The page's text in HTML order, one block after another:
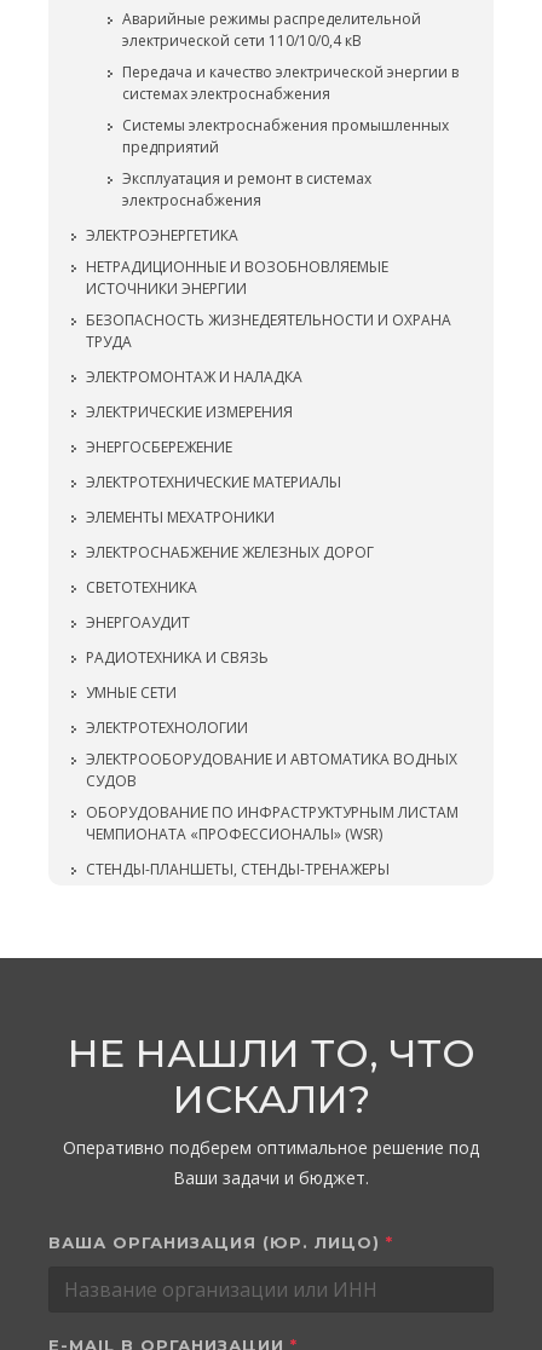
Аварийные режимы распределительной
электрической сети 110/10/0,4 кВ
Передача и качество электрической энергии в
системах электроснабжения
Системы электроснабжения промышленных
предприятий
Эксплуатация и ремонт в системах
электроснабжения
ЭЛЕКТРОЭНЕРГЕТИКА
НЕТРАДИЦИОННЫЕ И ВОЗОБНОВЛЯЕМЫЕ
ИСТОЧНИКИ ЭНЕРГИИ
БЕЗОПАСНОСТЬ ЖИЗНЕДЕЯТЕЛЬНОСТИ И ОХРАНА
ТРУДА
ЭЛЕКТРОМОНТАЖ И НАЛАДКА
ЭЛЕКТРИЧЕСКИЕ ИЗМЕРЕНИЯ
ЭНЕРГОСБЕРЕЖЕНИЕ
ЭЛЕКТРОТЕХНИЧЕСКИЕ МАТЕРИАЛЫ
ЭЛЕМЕНТЫ МЕХАТРОНИКИ
ЭЛЕКТРОСНАБЖЕНИЕ ЖЕЛЕЗНЫХ ДОРОГ
СВЕТОТЕХНИКА
ЭНЕРГОАУДИТ
РАДИОТЕХНИКА И СВЯЗЬ
УМНЫЕ СЕТИ
ЭЛЕКТРОТЕХНОЛОГИИ
ЭЛЕКТРООБОРУДОВАНИЕ И АВТОМАТИКА ВОДНЫХ
СУДОВ
ОБОРУДОВАНИЕ ПО ИНФРАСТРУКТУРНЫМ ЛИСТАМ
ЧЕМПИОНАТА «ПРОФЕССИОНАЛЫ» (WSR)
СТЕНДЫ-ПЛАНШЕТЫ, СТЕНДЫ-ТРЕНАЖЕРЫ
НЕ НАШЛИ ТО, ЧТО
ИСКАЛИ?
Оперативно подберем оптимальное решение под
Ваши задачи и бюджет.
ВАША ОРГАНИЗАЦИЯ (ЮР. ЛИЦО) *
E-MAIL В ОРГАНИЗАЦИИ *